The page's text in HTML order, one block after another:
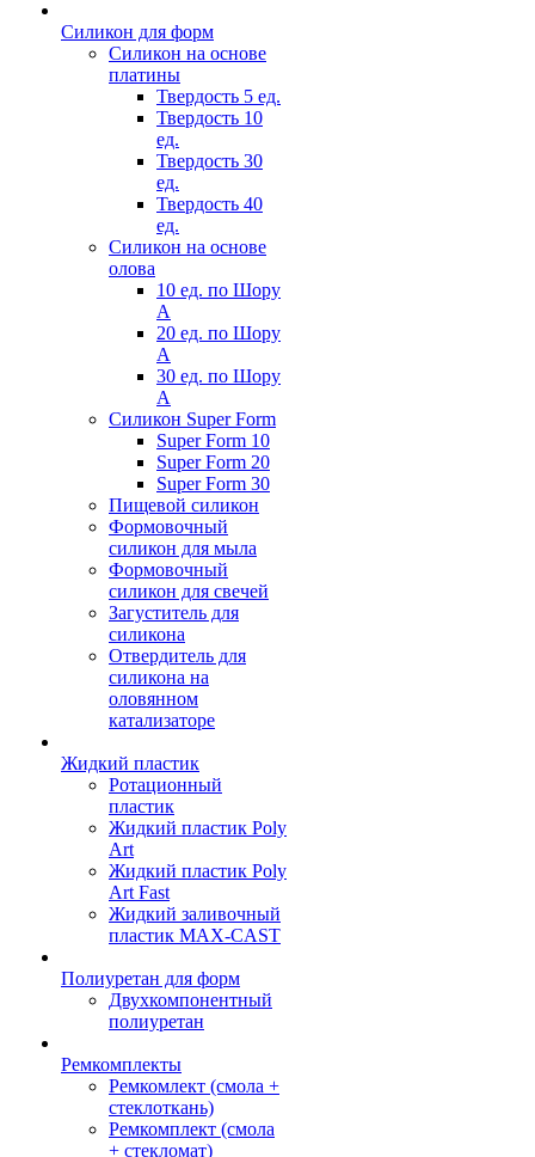
Силикон для форм
Силикон на основе
платины
Твердость 5 ед.
Твердость 10
ед.
Твердость 30
ед.
Твердость 40
ед.
Силикон на основе
олова
10 ед. по Шору
А
20 ед. по Шору
А
30 ед. по Шору
А
Силикон Super Form
Super Form 10
Super Form 20
Super Form 30
Пищевой силикон
Формовочный
силикон для мыла
Формовочный
силикон для свечей
Загуститель для
силикона
Отвердитель для
силикона на
оловянном
катализаторе
Жидкий пластик
Ротационный
пластик
Жидкий пластик Poly
Art
Жидкий пластик Poly
Art Fast
Жидкий заливочный
пластик MAX-CAST
Полиуретан для форм
Двухкомпонентный
полиуретан
Ремкомплекты
Ремкомлект (смола +
стеклоткань)
Ремкомплект (смола
+ стекломат)